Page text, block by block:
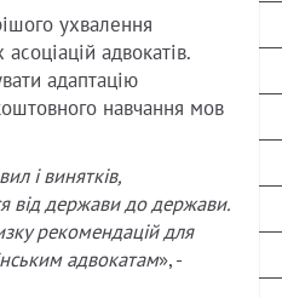
ухвалення
адвокатів.
адаптацію
навчання мов
і винятків,
від держави до держави.
рекомендацій для
адвокатам», -